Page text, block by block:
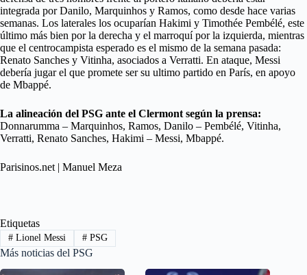
integrada por Danilo, Marquinhos y Ramos, como desde hace varias
semanas. Los laterales los ocuparían Hakimi y Timothée Pembélé, este
último más bien por la derecha y el marroquí por la izquierda, mientras
que el centrocampista esperado es el mismo de la semana pasada:
Renato Sanches y Vitinha, asociados a Verratti. En ataque, Messi
debería jugar el que promete ser su ultimo partido en París, en apoyo
de Mbappé.
La alineación del PSG ante el Clermont según la prensa:
Donnarumma – Marquinhos, Ramos, Danilo – Pembélé, Vitinha,
Verratti, Renato Sanches, Hakimi – Messi, Mbappé.
Parisinos.net | Manuel Meza
Etiquetas
#Lionel Messi #PSG
Más noticias del PSG